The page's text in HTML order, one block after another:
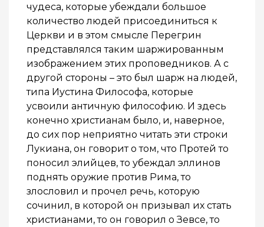
чудеса, которые убеждали большое
количество людей присоединиться к
Церкви и в этом смысле Перегрин
представлялся таким шаржированным
изображением этих проповедников. А с
другой стороны – это был шарж на людей,
типа Иустина Философа, которые
усвоили античную философию. И здесь
конечно христианам было, и, наверное,
до сих пор неприятно читать эти строки
Лукиана, он говорит о том, что Протей то
поносил элийцев, то убеждал эллинов
поднять оружие против Рима, то
злословил и прочел речь, которую
сочинил, в которой он призывал их стать
христианами, то он говорил о Зевсе, то